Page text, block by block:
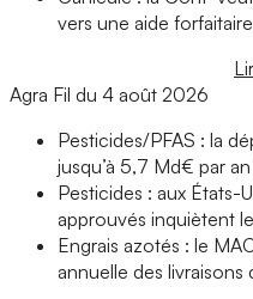
vers une aide forfaitaire
Agra Fil du 4 août 2026
Pesticides/PFAS : la
jusqu’à 5,7 Md€ par
Pesticides : aux États-
approuvés inquiètent
Engrais azotés : le
annuelle des livraisons